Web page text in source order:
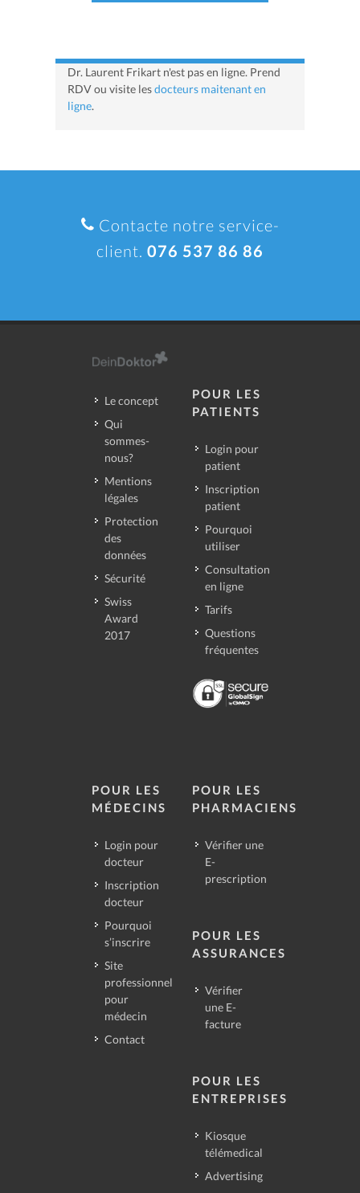
Dr. Laurent Frikart n'est pas en ligne. Prend
RDV ou visite lesdocteurs maitenant en
ligne.
Contacte notre service-
client. 076 537 86 86
Le concept
Qui
sommes-
nous?
Mentions
légales
Protection
des
données
Sécurité
Swiss
Award
2017
POUR LES
PATIENTS
Login pour
patient
Inscription
patient
Pourquoi
utiliser
Consultation
en ligne
Tarifs
Questions
fréquentes
POUR LES
MÉDECINS
Login pour
docteur
Inscription
docteur
Pourquoi
s’inscrire
Site
professionnel
pour
médecin
Contact
POUR LES
PHARMACIENS
Vérifier une
E-
prescription
POUR LES
ASSURANCES
Vérifier
une E-
facture
POUR LES
ENTREPRISES
Kiosque
télémedical
Advertising